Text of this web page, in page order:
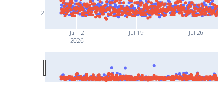
Jul 12
2026
Jul 19 Jul 26
2